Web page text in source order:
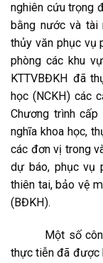
nghiên cứu trọng
bằng nước và tài
thủy văn phục vụ
phòng các khu
KTTVBĐKH đã
học (NCKH) các
Chương trình
nghĩa khoa học,
các đơn vị trong
dự báo, phục vụ
thiên tai, bảo vệ
(BĐKH).
Một số
thực tiễn đã được